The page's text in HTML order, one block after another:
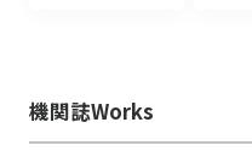
機関誌Works